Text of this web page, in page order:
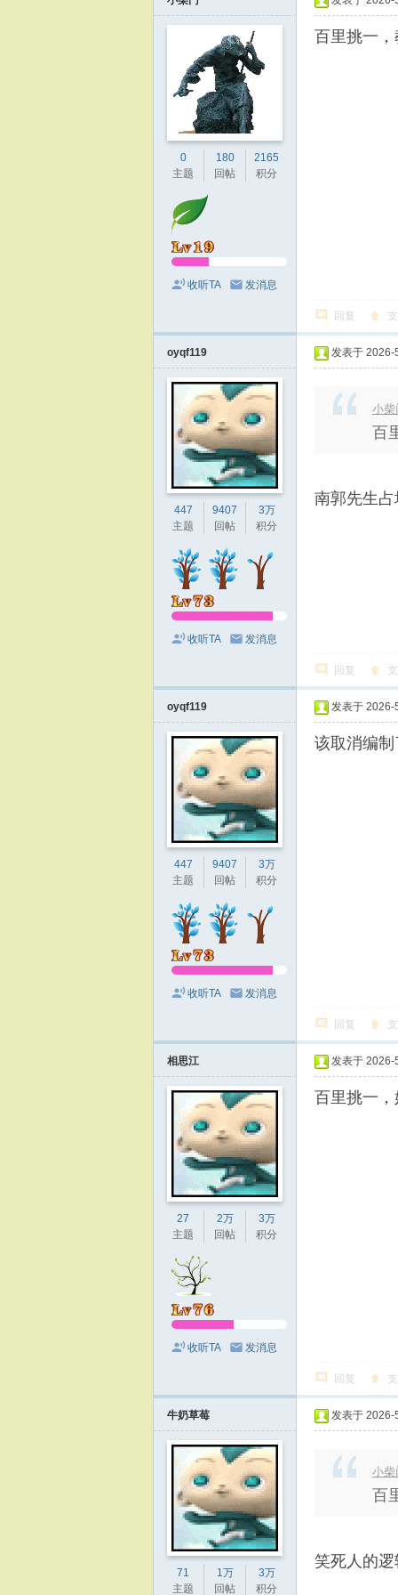
0
主题
180
回帖
2165
积分
收听TA 发消息
百里挑一
回复
oyqf119
447
主题
9407
回帖
3万
积分
收听TA 发消息
发表于
小柴
百
南郭先生
回复
oyqf119
447
主题
9407
回帖
3万
积分
收听TA 发消息
发表于
该取消编
回复
相思江
27
主题
2万
回帖
3万
积分
收听TA 发消息
发表于
百里挑一
回复
牛奶草莓
71
主题
1万
回帖
3万
积分
发表于
小柴
百
笑死人的逻